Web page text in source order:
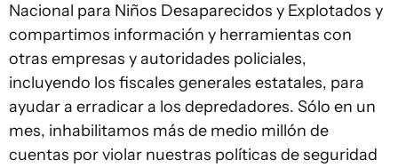
Nacional para Niños Desaparecidos y Explotados y
compartimos información y herramientas con
otras empresas y autoridades policiales,
incluyendo los fiscales generales estatales, para
ayudar a erradicar a los depredadores. Sólo en un
mes, inhabilitamos más de medio millón de
cuentas por violar nuestras políticas de seguridad